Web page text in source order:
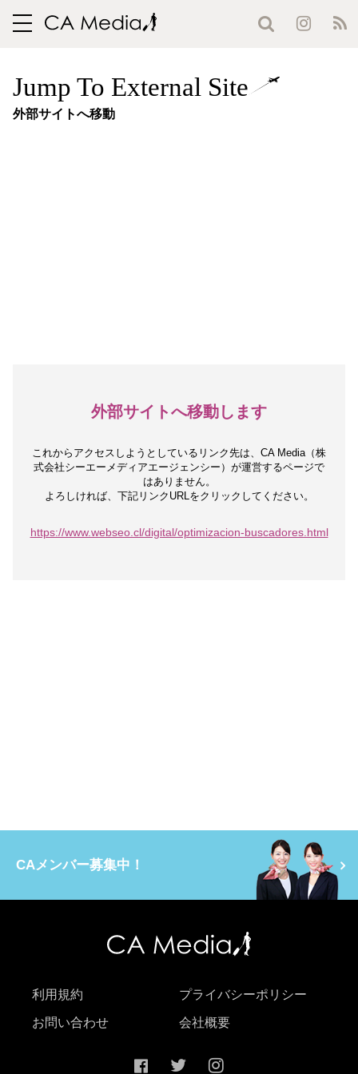
toggle
Jump To External Site
外部サイトへ移動
外部サイトへ移動します
これからアクセスしようとしているリンク先は、 CA Media（株
式会社シーエーメディアエージェンシー）が運営するページで
はありません。
よろしければ、下記リンクURLをクリックしてください。
https://www.webseo.cl/digital/optimizacion-buscadores.html
CAメンバー募集中！
利用規約 プライバシーポリシー
お問い合わせ 会社概要